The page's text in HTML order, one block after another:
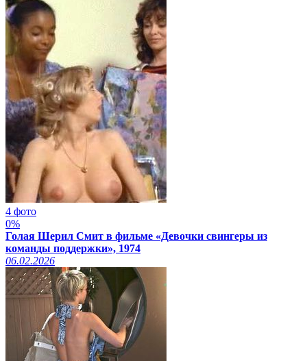
4 фото
0%
Голая Шерил Смит в фильме «Девочки свингеры из
команды поддержки», 1974
06.02.2026